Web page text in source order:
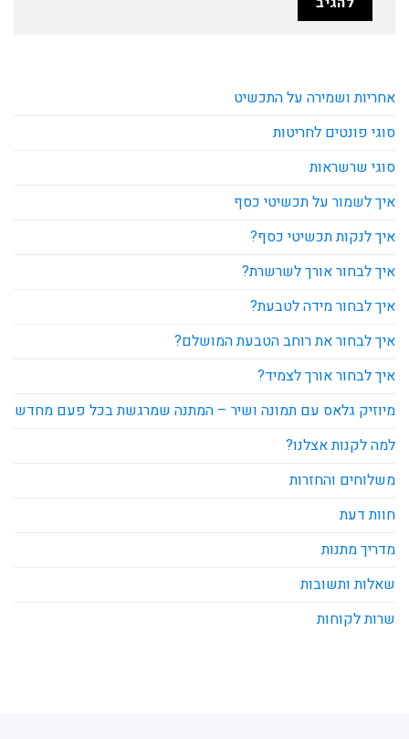
אחריות ושמירה על התכשיט
סוגי פונטים לחריטות
סוגי שרשראות
איך לשמור על תכשיטי כסף
איך לנקות תכשיטי כסף?
איך לבחור אורך לשרשרת?
איך לבחור מידה לטבעת?
איך לבחור את רוחב הטבעת המושלם?
איך לבחור אורך לצמיד?
מיוזיק גלאס עם תמונה ושיר – המתנה שמרגשת בכל פעם מחדש
למה לקנות אצלנו?
משלוחים והחזרות
חוות דעת
מדריך מתנות
שאלות ותשובות
שרות לקוחות